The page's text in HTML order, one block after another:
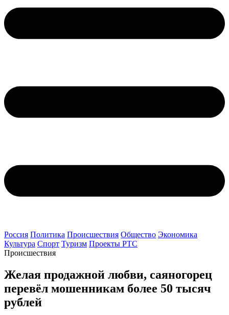
Россия Политика Происшествия Общество Экономика
Культура Спорт Туризм Проекты РТС
Происшествия
Желая продажной любви, саяногорец
перевёл мошенникам более 50 тысяч
рублей